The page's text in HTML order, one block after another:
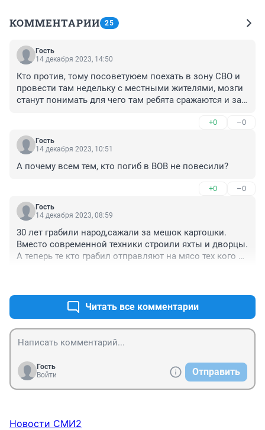
КОММЕНТАРИИ 25
Гость
14 декабря 2023, 14:50
Кто против, тому посоветуюем поехать в зону СВО и
провести там недельку с местными жителями, мозги
станут понимать для чего там ребята сражаются и за
организовать исторический музей о их подвигах!! А
тем кому это не нравится пусть меняют страну, Россия
+0 –0
Гость
14 декабря 2023, 10:51
А почему всем тем, кто погиб в ВОВ не повесили?
+0 –0
Гость
14 декабря 2023, 08:59
30 лет грабили народ,сажали за мешок картошки.
Вместо современной техники строили яхты и дворцы.
А теперь те кто грабил отправляют на мясо тех кого
Не с теми вы воюете ребяты.Читать все комментарии
Гость
Войти
Отправить
Новости СМИ2